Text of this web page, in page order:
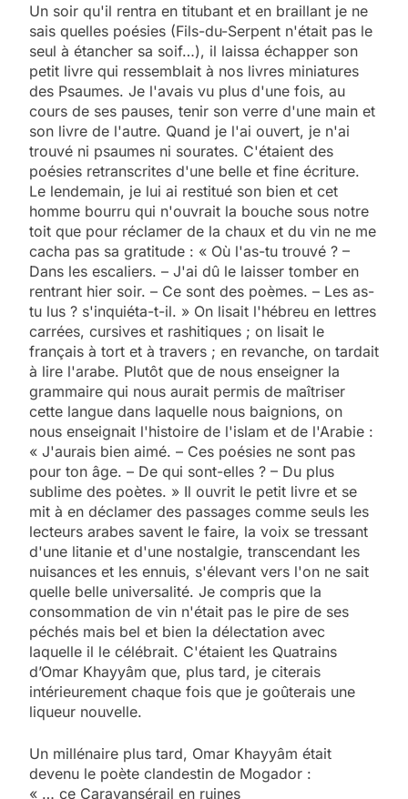
Un soir qu'il rentra en titubant et en braillant je ne
sais quelles poésies (Fils-du-Serpent n'était pas le
seul à étancher sa soif…), il laissa échapper son
petit livre qui ressemblait à nos livres miniatures
des Psaumes. Je l'avais vu plus d'une fois, au
cours de ses pauses, tenir son verre d'une main et
son livre de l'autre. Quand je l'ai ouvert, je n'ai
trouvé ni psaumes ni sourates. C'étaient des
poésies retranscrites d'une belle et fine écriture.
Le lendemain, je lui ai restitué son bien et cet
homme bourru qui n'ouvrait la bouche sous notre
toit que pour réclamer de la chaux et du vin ne me
cacha pas sa gratitude : « Où l'as-tu trouvé ? –
Dans les escaliers. – J'ai dû le laisser tomber en
rentrant hier soir. – Ce sont des poèmes. – Les as-
tu lus ? s'inquiéta-t-il. » On lisait l'hébreu en lettres
carrées, cursives et rashitiques ; on lisait le
français à tort et à travers ; en revanche, on tardait
à lire l'arabe. Plutôt que de nous enseigner la
grammaire qui nous aurait permis de maîtriser
cette langue dans laquelle nous baignions, on
nous enseignait l'histoire de l'islam et de l'Arabie :
« J'aurais bien aimé. – Ces poésies ne sont pas
pour ton âge. – De qui sont-elles ? – Du plus
sublime des poètes. » Il ouvrit le petit livre et se
mit à en déclamer des passages comme seuls les
lecteurs arabes savent le faire, la voix se tressant
d'une litanie et d'une nostalgie, transcendant les
nuisances et les ennuis, s'élevant vers l'on ne sait
quelle belle universalité. Je compris que la
consommation de vin n'était pas le pire de ses
péchés mais bel et bien la délectation avec
laquelle il le célébrait. C'étaient les Quatrains
d’Omar Khayyâm que, plus tard, je citerais
intérieurement chaque fois que je goûterais une
liqueur nouvelle.
Un millénaire plus tard, Omar Khayyâm était
devenu le poète clandestin de Mogador :
« … ce Caravansérail en ruines